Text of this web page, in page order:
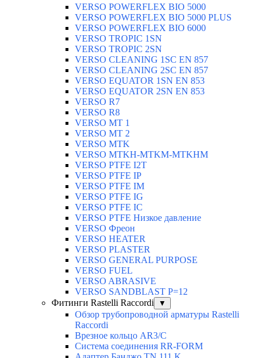
VERSO POWERFLEX BIO 5000
VERSO POWERFLEX BIO 5000 PLUS
VERSO POWERFLEX BIO 6000
VERSO TROPIC 1SN
VERSO TROPIC 2SN
VERSO CLEANING 1SC EN 857
VERSO CLEANING 2SC EN 857
VERSO EQUATOR 1SN EN 853
VERSO EQUATOR 2SN EN 853
VERSO R7
VERSO R8
VERSO MT 1
VERSO MT 2
VERSO MTK
VERSO MTKH-MTKM-MTKHM
VERSO PTFE I2T
VERSO PTFE IP
VERSO PTFE IM
VERSO PTFE IG
VERSO PTFE IC
VERSO PTFE Низкое давление
VERSO Фреон
VERSO HEATER
VERSO PLASTER
VERSO GENERAL PURPOSE
VERSO FUEL
VERSO ABRASIVE
VERSO SANDBLAST P=12
Фитинги Rastelli Raccordi
▼
Обзор трубопроводной арматуры Rastelli
Raccordi
Врезное кольцо AR3/C
Система соединения RR-FORM